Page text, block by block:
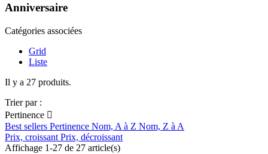
Anniversaire
Catégories associées
Grid
Liste
Il y a 27 produits.
Trier par :
Pertinence 
Best sellers Pertinence Nom, A à Z Nom, Z à A
Prix, croissant Prix, décroissant
Affichage 1-27 de 27 article(s)